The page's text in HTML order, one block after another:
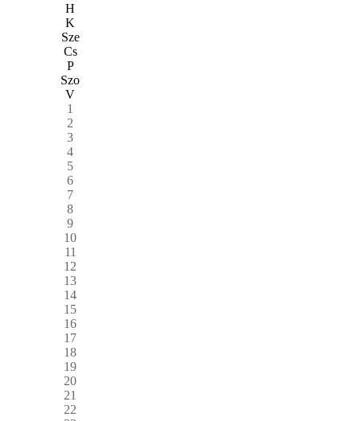
H
K
Sze
Cs
P
Szo
V
1
2
3
4
5
6
7
8
9
10
11
12
13
14
15
16
17
18
19
20
21
22